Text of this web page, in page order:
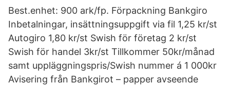
Best.enhet: 900 ark/fp. Förpackning Bankgiro
Inbetalningar, insättningsuppgift via fil 1,25 kr/st
Autogiro 1,80 kr/st Swish för företag 2 kr/st
Swish för handel 3kr/st Tillkommer 50kr/månad
samt uppläggningspris/Swish nummer á 1 000kr
Avisering från Bankgirot – papper avseende